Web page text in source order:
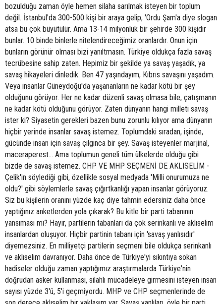
bozulduğu zaman öyle hemen silaha sarılmak isteyen bir toplum
değil. İstanbul'da 300-500 kişi bir araya gelip, 'Ordu Şam'a diye slogan
atsa bu çok büyütülür. Ama 13-14 milyonluk bir şehirde 300 kişidir
bunlar. 10 binde binlerle nitelendireceğimiz oranlardır. Onun için
bunların görünür olması bizi yanıltmasın. Türkiye oldukça fazla savaş
tecrübesine sahip zaten. Hepimiz bir şekilde ya savaş yaşadık, ya
savaş hikayeleri dinledik. Ben 47 yaşındayım, Kıbrıs savaşını yaşadım.
Veya insanlar Güneydoğu'da yaşananların ne kadar kötü bir şey
olduğunu görüyor. Her ne kadar düzenli savaş olmasa bile, çatışmanın
ne kadar kötü olduğunu görüyor. Zaten dünyanın hangi milleti savaş
ister ki? Siyasetin gerekleri bazen bunu zorunlu kılıyor ama dünyanın
hiçbir yerinde insanlar savaş istemez. Toplumdaki sıradan, işinde,
gücünde insan için savaş çılgınca bir şey. Savaş isteyenler marjinal,
maceraperest... Ama toplumun geneli tüm ülkelerde olduğu gibi
bizde de savaş istemez. CHP VE MHP SEÇMENİ DE AKLISELİM -
Çelik'in söylediği gibi, özellikle sosyal medyada 'Milli onurumuza ne
oldu?' gibi söylemlerle savaş çığırtkanlığı yapan insanlar görüyoruz.
Siz bu kişilerin oranını yüzde kaç diye tahmin edersiniz daha önce
yaptığınız anketlerden yola çıkarak? Bu kitle bir parti tabanının
yansıması mı? Hayır, partilerin tabanları da çok serinkanlı ve aklıselim
insanlardan oluşuyor. Hiçbir partinin tabanı için 'savaş yanlısıdır'
diyemezsiniz. En milliyetçi partilerin seçmeni bile oldukça serinkanlı
ve aklıselim davranıyor. Daha önce de Türkiye'yi sıkıntıya sokan
hadiseler olduğu zaman yaptığımız araştırmalarda Türkiye'nin
doğrudan asker kullanması, silahlı mücadeleye girmesini isteyen insan
sayısı yüzde 3'ü, 5'i geçmiyordu. MHP ve CHP seçmenlerinde de